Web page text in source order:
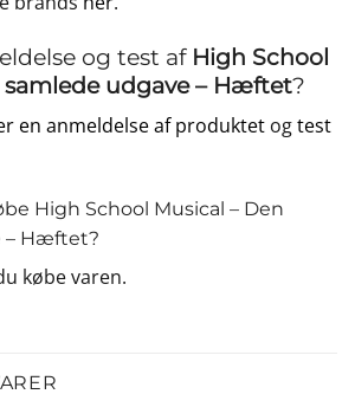
og test af High School
samlede udgave – Hæftet?
en anmeldelse af produktet ogtest
High School Musical – Den
– Hæftet?
købe varen.